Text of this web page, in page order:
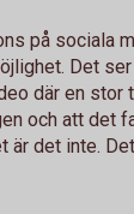
på sociala
Det
där en stor
och att det
är det inte.